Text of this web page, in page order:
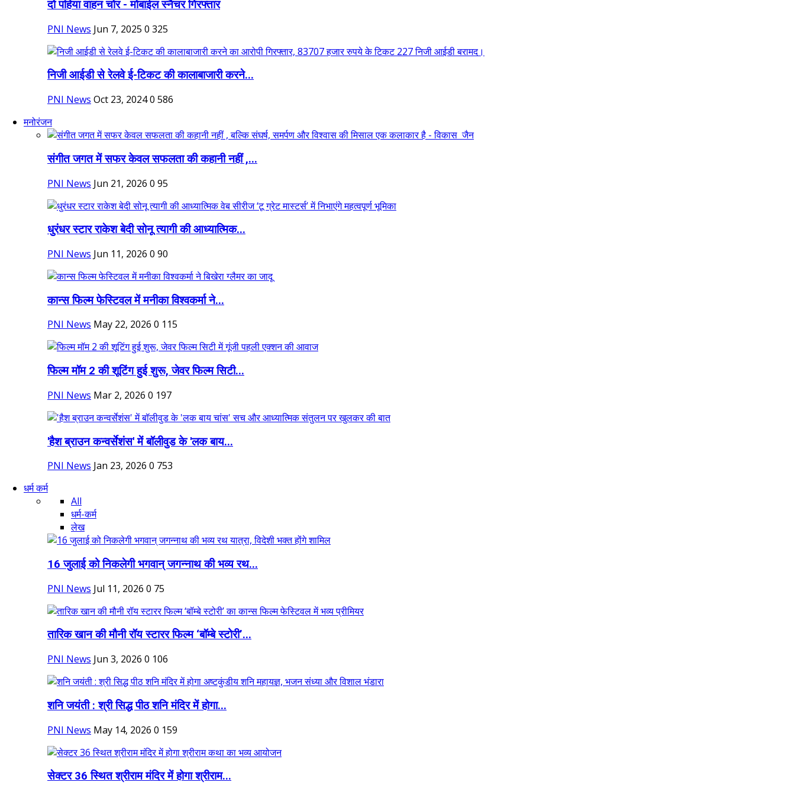
दो पहिया वाहन चोर - मोबाईल स्नैचर गिरफ्तार
PNI News Jun 7, 2025 0 325
निजी आईडी से रेलवे ई-टिकट की कालाबाजारी करने...
PNI News Oct 23, 20240 586
मनोरंजन
संगीत जगत में सफर केवल सफलता की कहानी नहीं ,...
PNI News Jun 21, 2026 0 95
धुरंधर स्टार राकेश बेदी सोनू त्यागी की आध्यात्मिक...
PNI News Jun 11, 2026 0 90
कान्स फिल्म फेस्टिवल में मनीका विश्वकर्मा ने...
PNI News May 22, 2026 0 115
फिल्म मॉम 2 की शूटिंग हुई शुरू, जेवर फिल्म सिटी...
PNI News Mar 2, 2026 0 197
'हैश ब्राउन कन्वर्सेशंस' में बॉलीवुड के 'लक बाय...
PNI News Jan 23, 2026 0 753
धर्म कर्म
All
धर्म-कर्म
लेख
16 जुलाई को निकलेगी भगवान् जगन्नाथ की भव्य रथ...
PNI News Jul 11, 2026 0 75
तारिक खान की मौनी रॉय स्टारर फिल्म ‘बॉम्बे स्टोरी’...
PNI News Jun 3, 2026 0 106
शनि जयंती : श्री सिद्ध पीठ शनि मंदिर में होगा...
PNI News May 14, 2026 0 159
सेक्टर 36 स्थित श्रीराम मंदिर में होगा श्रीराम...